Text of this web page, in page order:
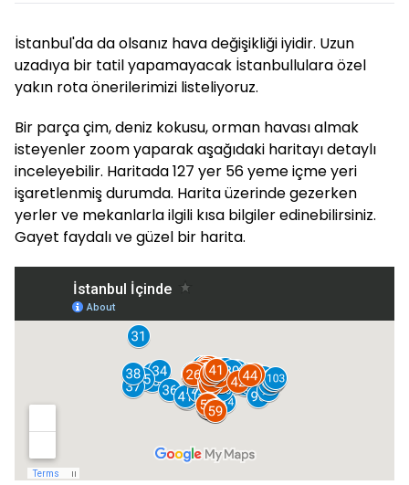
İstanbul'da da olsanız hava değişikliği iyidir. Uzun
uzadıya bir tatil yapamayacak İstanbullulara özel
yakın rota önerilerimizi listeliyoruz.
Bir parça çim, deniz kokusu, orman havası almak
isteyenler zoom yaparak aşağıdaki haritayı detaylı
inceleyebilir. Haritada 127 yer 56 yeme içme yeri
işaretlenmiş durumda. Harita üzerinde gezerken
yerler ve mekanlarla ilgili kısa bilgiler edinebilirsiniz.
Gayet faydalı ve güzel bir harita.